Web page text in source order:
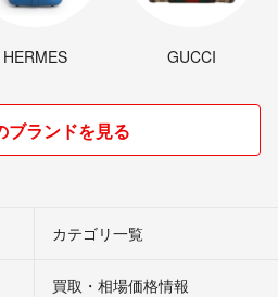
HERMES GUCCI
ブランドを見る
カテゴリ一覧
買取・相場価格情報